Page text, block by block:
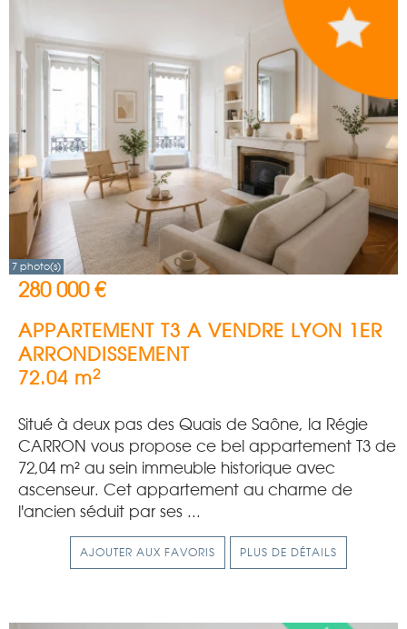
7 photo(s)
280 000 €
APPARTEMENT T3 A VENDRE LYON 1ER
ARRONDISSEMENT
72.04 m2
Situé à deux pas des Quais de Saône, la Régie
CARRON vous propose ce bel appartement T3 de
72,04 m² au sein immeuble historique avec
ascenseur. Cet appartement au charme de
l'ancien séduit par ses ...
AJOUTER AUX FAVORIS PLUS DE DÉTAILS